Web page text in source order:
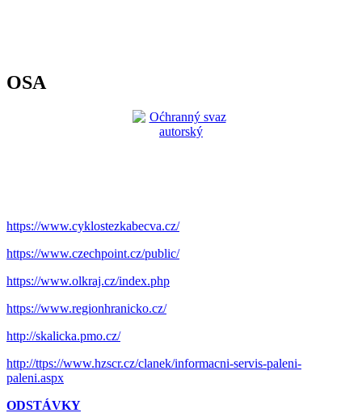
OSA
https://www.cyklostezkabecva.cz/
https://www.czechpoint.cz/public/
https://www.olkraj.cz/index.php
https://www.regionhranicko.cz/
http://skalicka.pmo.cz/
http://ttps://www.hzscr.cz/clanek/informacni-servis-paleni-
paleni.aspx
ODSTÁVKY